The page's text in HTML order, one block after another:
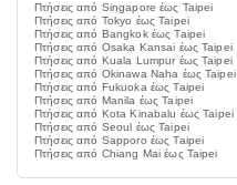
Πτήσεις από Singapore έως Taipei
Πτήσεις από Tokyo έως Taipei
Πτήσεις από Bangkok έως Taipei
Πτήσεις από Osaka Kansai έως Taipei
Πτήσεις από Kuala Lumpur έως Taipei
Πτήσεις από Okinawa Naha έως Taipei
Πτήσεις από Fukuoka έως Taipei
Πτήσεις από Manila έως Taipei
Πτήσεις από Kota Kinabalu έως Taipei
Πτήσεις από Seoul έως Taipei
Πτήσεις από Sapporo έως Taipei
Πτήσεις από Chiang Mai έως Taipei